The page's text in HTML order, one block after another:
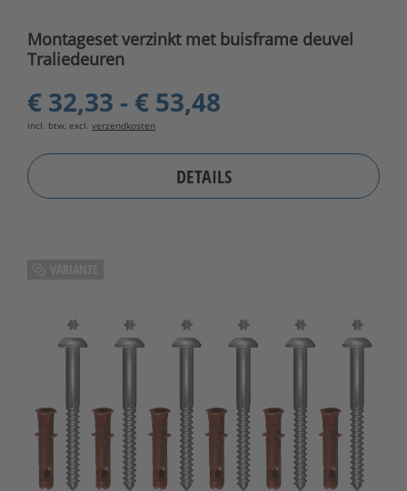
Montageset verzinkt met buisframe deuvel
Traliedeuren
€ 32,33 - € 53,48
incl. btw, excl. verzendkosten
DETAILS